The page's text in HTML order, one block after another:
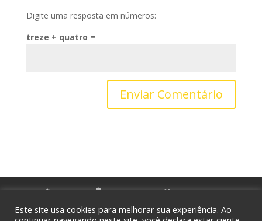
Digite uma resposta em números:
treze + quatro =
Portfólio
Blog Contato
Este site usa cookies para melhorar sua experiência. Ao